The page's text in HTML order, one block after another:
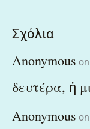
Σχόλια
Anonymous on
δευτέρα, ἡ
Anonymous on